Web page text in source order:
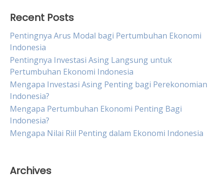
Recent Posts
Pentingnya Arus Modal bagi Pertumbuhan Ekonomi
Indonesia
Pentingnya Investasi Asing Langsung untuk
Pertumbuhan Ekonomi Indonesia
Mengapa Investasi Asing Penting bagi Perekonomian
Indonesia?
Mengapa Pertumbuhan Ekonomi Penting Bagi
Indonesia?
Mengapa Nilai Riil Penting dalam Ekonomi Indonesia
Archives